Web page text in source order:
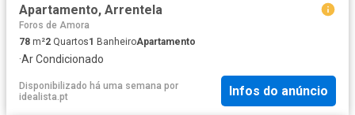
Apartamento, Arrentela
Foros de Amora
78 m²2 Quartos1 BanheiroApartamento
·Ar Condicionado
Disponibilizado há uma semana por
idealista.pt
Infos do anúncio